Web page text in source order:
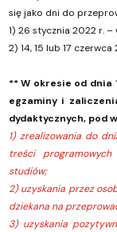
się jako dni do
1) 26 stycznia 2022 r.
2) 14, 15 lub 17
** W okresie od dnia
egzaminy i
dydaktycznych, pod
1) zrealizowania do
treści
studiów;
2) uzyskania przez
dziekana na
3) uzyskania